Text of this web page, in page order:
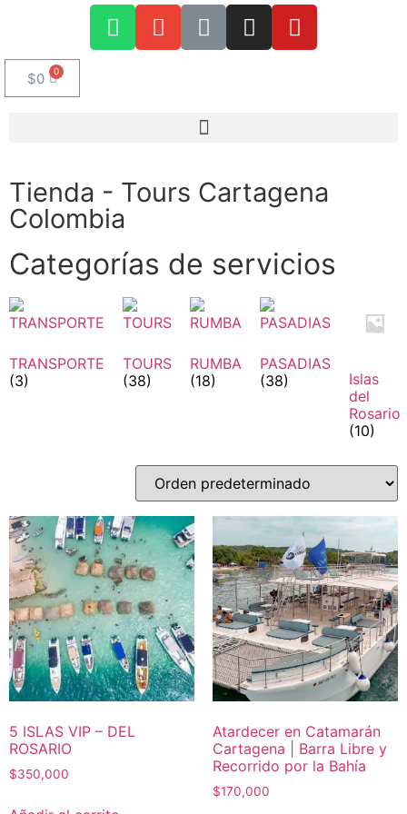
$0
Tienda - Tours Cartagena
Colombia
Categorías de servicios
TRANSPORTE
(3)
TOURS
(38)
RUMBA
(18)
PASADIAS
(38)
Islas
del
Rosario
(10)
5 ISLAS VIP – DEL
ROSARIO
$350,000
Atardecer en Catamarán
Cartagena | Barra Libre y
Recorrido por la Bahía
$170,000